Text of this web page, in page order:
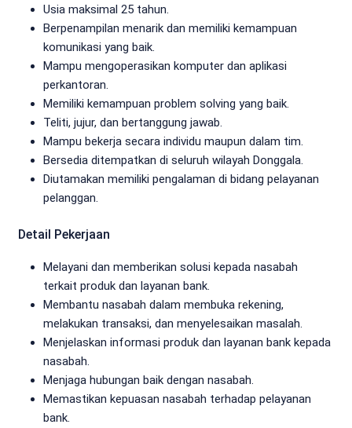
Usia maksimal 25 tahun.
Berpenampilan menarik dan memiliki kemampuan
komunikasi yang baik.
Mampu mengoperasikan komputer dan aplikasi
perkantoran.
Memiliki kemampuan problem solving yang baik.
Teliti, jujur, dan bertanggung jawab.
Mampu bekerja secara individu maupun dalam tim.
Bersedia ditempatkan di seluruh wilayah Donggala.
Diutamakan memiliki pengalaman di bidang pelayanan
pelanggan.
Detail Pekerjaan
Melayani dan memberikan solusi kepada nasabah
terkait produk dan layanan bank.
Membantu nasabah dalam membuka rekening,
melakukan transaksi, dan menyelesaikan masalah.
Menjelaskan informasi produk dan layanan bank kepada
nasabah.
Menjaga hubungan baik dengan nasabah.
Memastikan kepuasan nasabah terhadap pelayanan
bank.